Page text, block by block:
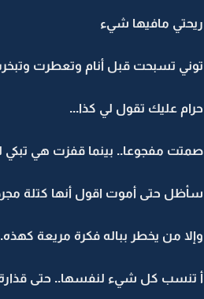
ريحتي مافيها شيء
توني تسبحت قبل أنام وتعطرت
حرام عليك تقول لي كذا...
صمتت مفجوعا.. بينما قفزت هي تبكي
سأظل حتى أموت اقول أنها كتلة
وإلا من يخطر بباله فكرة مريعة
أ تنسب كل شيء لنفسها.. حتى قذارة